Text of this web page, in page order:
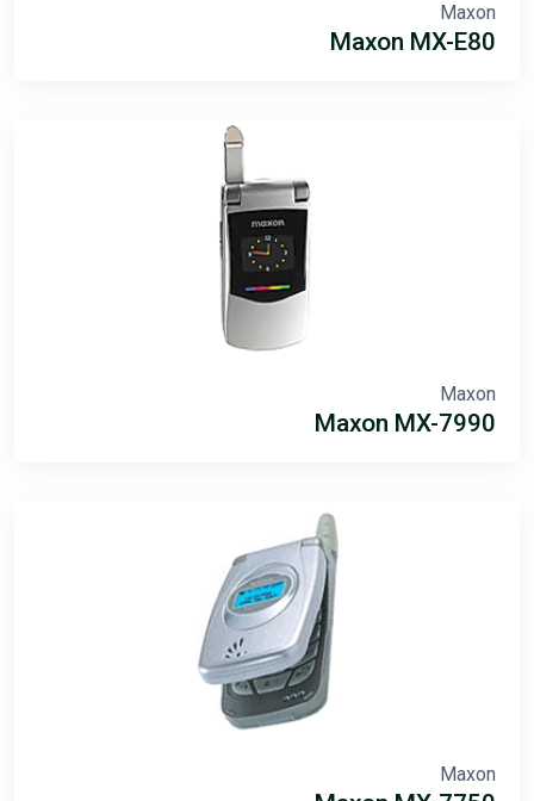
Maxon
Maxon MX-E80
Maxon
Maxon MX-7990
Maxon